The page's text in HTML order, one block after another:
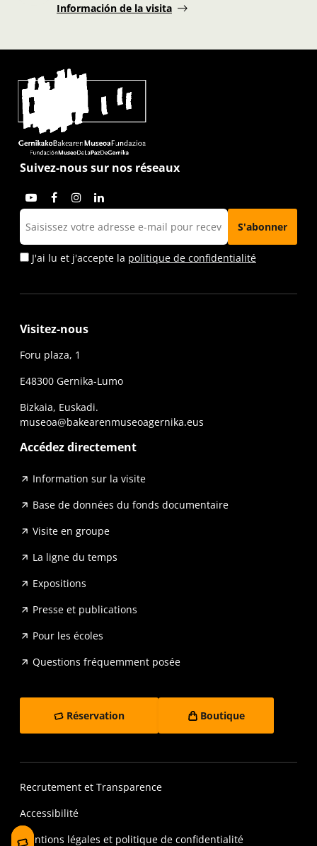
Información de la visita
Suivez-nous sur nos réseaux
J'ai lu et j'accepte la politique de confidentialité
Visitez-nous
Foru plaza, 1
E48300 Gernika-Lumo
Bizkaia, Euskadi.
museoa@bakearenmuseoagernika.eus
Accédez directement
Information sur la visite
Base de données du fonds documentaire
Visite en groupe
La ligne du temps
Expositions
Presse et publications
Pour les écoles
Questions fréquemment posée
Réservation Boutique
Recrutement et Transparence
Accessibilité
Mentions légales et politique de confidentialité